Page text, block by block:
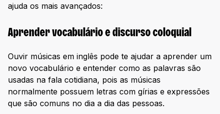
ajuda os mais avançados:
Aprender vocabulário e discurso coloquial
Ouvir músicas em inglês pode te ajudar a aprender um
novo vocabulário e entender como as palavras são
usadas na fala cotidiana, pois as músicas
normalmente possuem letras com gírias e expressões
que são comuns no dia a dia das pessoas.